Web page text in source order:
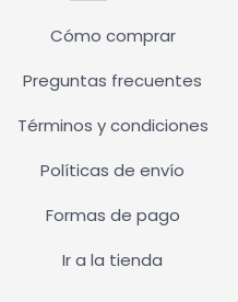
Cómo comprar
Preguntas frecuentes
Términos y condiciones
Políticas de envío
Formas de pago
Ir a la tienda